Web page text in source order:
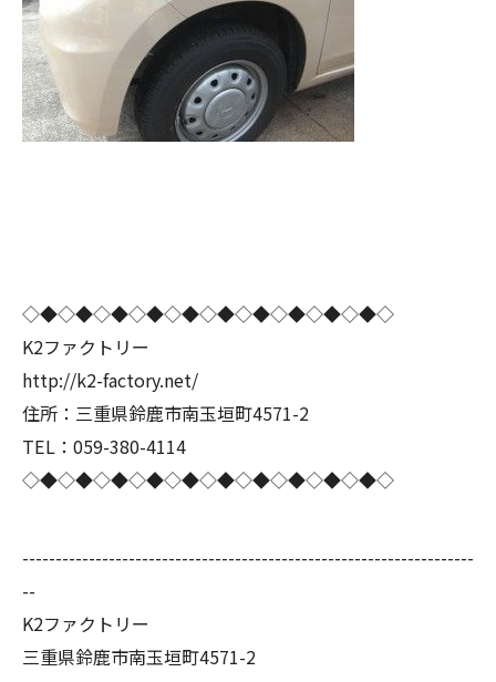
◇◆◇◆◇◆◇◆◇◆◇◆◇◆◇◆◇◆◇◆◇
K2ファクトリー
http://k2-factory.net/
住所：三重県鈴鹿市南玉垣町4571-2
TEL：059-380-4114
◇◆◇◆◇◆◇◆◇◆◇◆◇◆◇◆◇◆◇◆◇
--------------------------------------------------------------------
--
K2ファクトリー
三重県鈴鹿市南玉垣町4571-2